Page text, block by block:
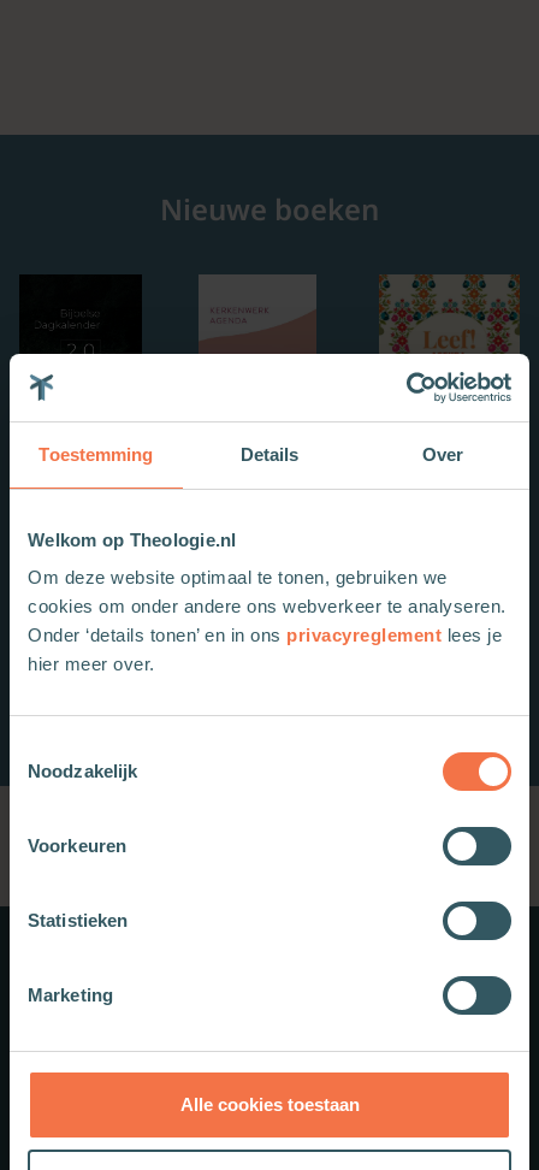
Toestemming Details Over
Welkom op Theologie.nl
Om deze website optimaal te tonen, gebruiken we
cookies om onder andere ons webverkeer te analyseren.
Onder ‘details tonen’ en in ons privacyreglement lees je
hier meer over.
Noodzakelijk
Voorkeuren
Statistieken
Marketing
Alle cookies toestaan
Nieuwe boeken